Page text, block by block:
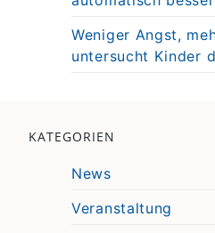
Weniger Angst,
untersucht Kinder
KATEGORIEN
News
Veranstaltung